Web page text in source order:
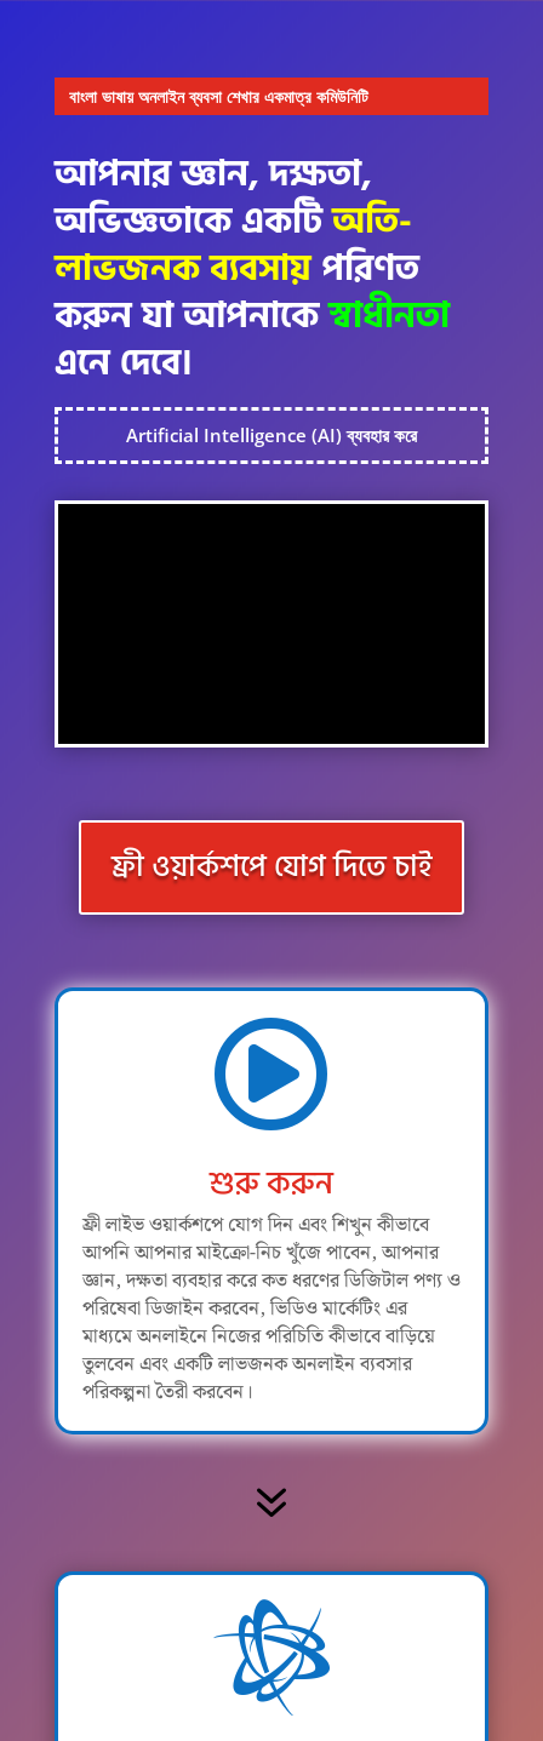
বাংলা ভাষায় অনলাইন ব্যবসা শেখার একমাত্র কমিউনিটি
আপনার জ্ঞান, দক্ষতা,
অভিজ্ঞতাকে একটিঅতি-
লাভজনক ব্যবসায়পরিণত
করুন যা আপনাকেস্বাধীনতা
এনে দেবে।
Artificial Intelligence (AI) ব্যবহার করে
ফ্রী ওয়ার্কশপে যোগ দিতে চাই

শুরু করুন
ফ্রী লাইভ ওয়ার্কশপে যোগ দিন এবং শিখুন কীভাবে
আপনি আপনার মাইক্রো-নিচ খুঁজে পাবেন, আপনার
জ্ঞান, দক্ষতা ব্যবহার করে কত ধরণের ডিজিটাল পণ্য ও
পরিষেবা ডিজাইন করবেন, ভিডিও মার্কেটিং এর
মাধ্যমে অনলাইনে নিজের পরিচিতি কীভাবে বাড়িয়ে
তুলবেন এবং একটি লাভজনক অনলাইন ব্যবসার
পরিকল্পনা তৈরী করবেন।
7
